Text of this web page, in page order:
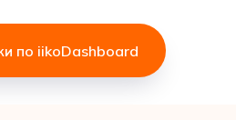
по iikoDashboard